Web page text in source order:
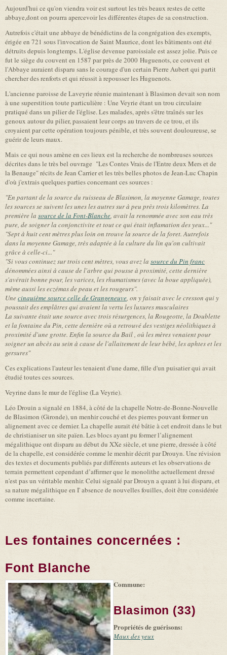
Aujourd'hui ce qu'on viendra voir est surtout les très beaux restes de cette
abbaye,dont on pourra apercevoir les différentes étapes de sa construction.
Autrefois c'était une abbaye de bénédictins de la congrégation des exempts,
érigée en 721 sous l'invocation de Saint Maurice, dont les bâtiments ont été
détruits depuis longtemps. L'église devenue paroissiale est assez jolie. Puis ce
fut le siège du couvent en 1587 par près de 2000 Huguenots, ce couvent et
l'Abbaye auraient disparu sans le courage d'un certain Pierre Aubert qui partit
chercher des renforts et qui réussit à repousser les Huguenots.
L'ancienne paroisse de Laveyrie réunie maintenant à Blasimon devait son nom
à une superstition toute particulière : Une Veyrie étant un trou circulaire
pratiqué dans un pilier de l'église. Les malades, après s'être traînés sur les
genoux autour du pilier, passaient leur corps au travers de ce trou, et ils
croyaient par cette opération toujours pénible, et très souvent douloureuse, se
guérir de leurs maux.
Mais ce qui nous amène en ces lieux est la recherche de nombreuses sources
décrites dans le très bel ouvrage "Les Contes Vrais de l'Entre deux Mers et de
la Benauge" récits de Jean Carrier et les très belles photos de Jean-Luc Chapin
d'où j'extrais quelques parties concernant ces sources :
"En partant de la source du ruisseau de Blasimon, la moyenne Gamage, toutes
les sources se suivent les unes les autres sur à peu près trois kilomètres. La
première la source de la Font-Blanche, avait la renommée avec son eau très
pure, de soigner la conjonctivite et tout ce qui était inflamation des yeux..."
"Sept à huit cent mètres plus loin on trouve la source de la foret. Autrefois
dans la moyenne Gamage, très adaptée à la culture du lin qu'on cultivait
grâce à celle-ci..."
"Si vous continuez sur trois cent mètres, vous avez la source du Pin franc
dénommées ainsi à cause de l'arbre qui pousse à proximité, cette dernière
s'avérait bonne pour, les varices, les rhumatismes (avec la boue appliquée),
même aussi les eczémas de peau et les rougeurs".
Unecinquième source celle de Grangeneuve, on y faisait avec le cresson qui y
poussait des emplâtres qui avaient la vertu les luxures musculaires
La suivante était une source avec trois résurgences, la Rougeotte, la Doublette
et la fontaine du Pin, cette dernière où a retrouvé des vestiges néolithiques à
proximité d'une grotte. Enfin la source du Bail , où les mères venaient pour
soigner un abcès au sein à cause de l'allaitement de leur bébé, les aphtes et les
gersures"
Ces explications l'auteur les tenaient d'une dame, fille d'un puisatier qui avait
étudié toutes ces sources.
Veyrine dans le mur de l'église (La Veyrie).
Léo Drouin a signalé en 1884, à côté de la chapelle Notre-de-Bonne-Nouvelle
de Blasimon (Gironde), un menhir couché et des pierres pouvant former un
alignement avec ce dernier. La chapelle aurait été bâtie à cet endroit dans le but
de christianiser un site païen. Les blocs ayant pu former l’alignement
mégalithique ont disparu au début du XXe siècle, et une pierre, dressée à côté
de la chapelle, est considérée comme le menhir décrit par Drouyn. Une révision
des textes et documents publiés par différents auteurs et les observations de
terrain permettent cependant d’affirmer que le monolithe actuellement dressé
n'est pas un véritable menhir. Celui signalé par Drouyn a quant à lui disparu, et
sa nature mégalithique en I' absence de nouvelles fouilles, doit être considérée
comme incertaine.
Les fontaines concernées :
Font Blanche
-
Leaflet (link is
|
Tiles
(link is
external)
©
Microsoft
and
suppliers
Commune:
Blasimon (33)
Propriétés de guérisons:
Maux des yeux